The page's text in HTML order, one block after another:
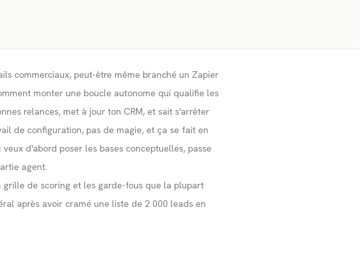
commerciaux, peut-être même branché un Zapier
monter une boucle autonome qui qualifie les
relances, met à jour ton CRM, et sait s'arrêter
de configuration, pas de magie, et ça se fait en
d'abord poser les bases conceptuelles, passe
agent.
de scoring et les garde-fous que la plupart
après avoir cramé une liste de 2 000 leads en